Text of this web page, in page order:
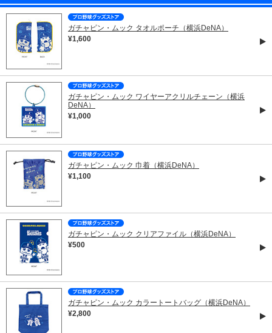
ガチャピン・ムック タオルポーチ（横浜DeNA）
¥1,600
ガチャピン・ムック ワイヤーアクリルチェーン（横浜
DeNA）
¥1,000
ガチャピン・ムック 巾着（横浜DeNA）
¥1,100
ガチャピン・ムック クリアファイル（横浜DeNA）
¥500
ガチャピン・ムック カラートートバッグ（横浜DeNA）
¥2,800